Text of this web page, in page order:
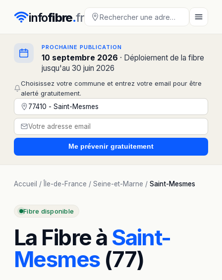
infofibre.fr
PROCHAINE PUBLICATION
10 septembre 2026 · Déploiement de la fibre
jusqu'au 30 juin 2026
Choisissez votre commune et entrez votre email pour être
alerté gratuitement.
Me prévenir gratuitement
Accueil / Île-de-France / Seine-et-Marne / Saint-Mesmes
Fibre disponible
La Fibre à Saint-
Mesmes(77)